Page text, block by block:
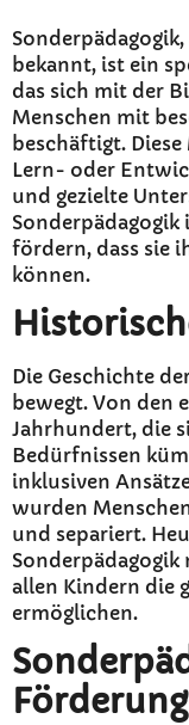
bekannt, ist ein
das sich mit der
Menschen mit
beschäftigt.
Lern- oder
und gezielte
Sonderpädagogik
fördern, dass sie
können.
Die Geschichte
bewegt. Von den
Jahrhundert, die
Bedürfnissen
inklusiven
wurden
und separiert.
allen Kindern die
ermöglichen.